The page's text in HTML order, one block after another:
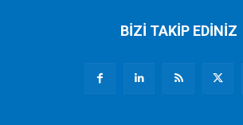
BİZİ TAKİP EDİNİZ